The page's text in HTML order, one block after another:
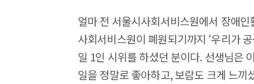
얼마 전 서울시사회서비스원에서 장애
사회서비스원이 폐원되기까지 ‘우리가
일 1인 시위를 하셨던 분이다. 선생님은
일을 정말로 좋아하고, 보람도 크게 느